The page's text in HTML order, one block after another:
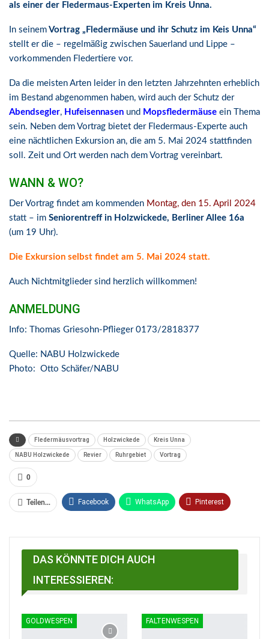
als einer der Fledermaus-Experten im Kreis Unna.
In seinem Vortrag „Fledermäuse und ihr Schutz im Keis Unna“
stellt er die – regelmäßig zwischen Sauerland und Lippe –
vorkommenden Fledertiere vor.
Da die meisten Arten leider in den letzten Jahrzehnten erheblich
im Bestand abgenommen haben, wird auch der Schutz der
Abendsegler, Hufeisennasen und Mopsfledermäuse ein Thema
sein. Neben dem Vortrag bietet der Fledermaus-Experte auch
eine nächtlichen Exkursion an, die am 5. Mai 2024 stattfinden
soll. Zeit und Ort werden nach dem Vortrag vereinbart.
WANN & WO?
Der Vortrag findet am kommenden Montag, den 15. April 2024
statt – im Seniorentreff in Holzwickede, Berliner Allee 16a
(um 19 Uhr).
Die Exkursion selbst findet am 5. Mai 2024 statt.
Auch Nichtmitglieder sind herzlich willkommen!
ANMELDUNG
Info: Thomas Griesohn-Pflieger 0173/2818377
Quelle: NABU Holzwickede
Photo: Otto Schäfer/NABU
Fledermäusvortrag Holzwickede Kreis Unna
NABU Holzwickede Revier Ruhrgebiet Vortrag
0
Teilen... Facebook WhatsApp Pinterest
Facebook Messenger
DAS KÖNNTE DICH AUCH
INTERESSIEREN:
GOLDWESPEN FALTENWESPEN